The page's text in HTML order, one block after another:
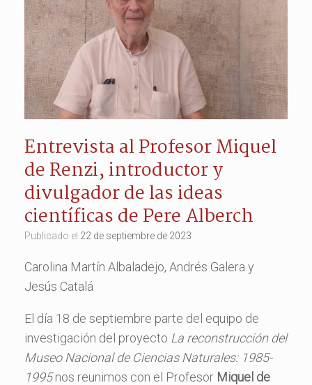
Entrevista al Profesor Miquel
de Renzi, introductor y
divulgador de las ideas
científicas de Pere Alberch
Publicado el 22 de septiembre de 2023
Carolina Martín Albaladejo, Andrés Galera y
Jesús Catalá
El día 18 de septiembre parte del equipo de
investigación del proyecto La reconstrucción del
Museo Nacional de Ciencias Naturales: 1985-
1995nos reunimos con el Profesor Miquel de